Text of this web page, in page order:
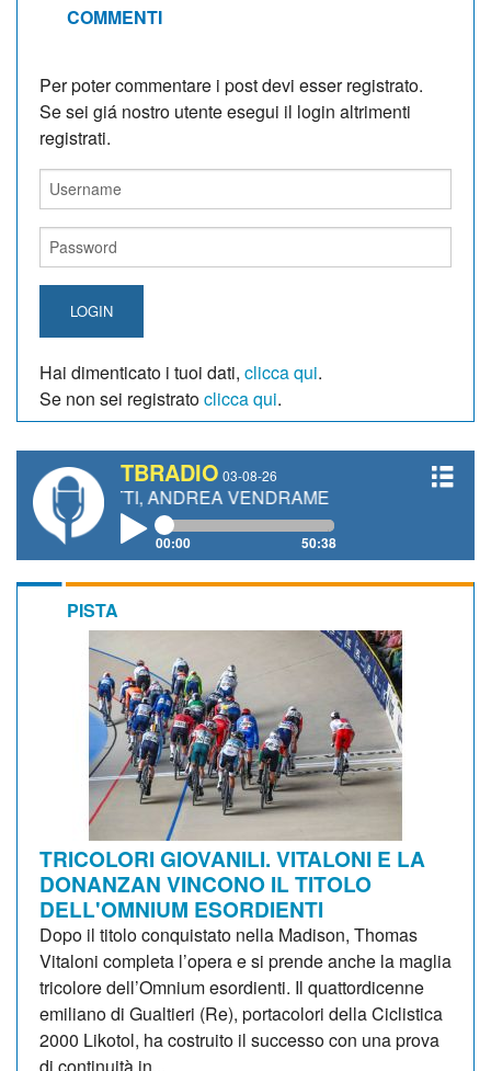
COMMENTI
Per poter commentare i post devi esser registrato.
Se sei giá nostro utente esegui il login altrimenti
registrati.
LOGIN
Hai dimenticato i tuoi dati, clicca qui.
Se non sei registratoclicca qui.
TBRADIO 03-08-26
ANDREA VENDRAME, FILIPPO FIORELLI
00:00 50:38
PISTA
TRICOLORI GIOVANILI. VITALONI E LA
DONANZAN VINCONO IL TITOLO
DELL'OMNIUM ESORDIENTI
Dopo il titolo conquistato nella Madison, Thomas
Vitaloni completa l’opera e si prende anche la maglia
tricolore dell’Omnium esordienti. Il quattordicenne
emiliano di Gualtieri (Re), portacolori della Ciclistica
2000 Likotol, ha costruito il successo con una prova
di continuità in...